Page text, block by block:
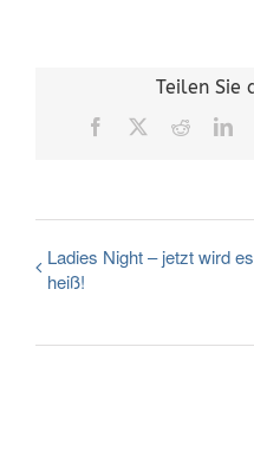
Teilen Sie
Facebook Reddit
Ladies Night – jetzt wird es
heiß!